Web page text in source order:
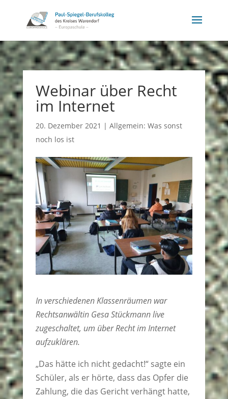
Webinar über Recht
im Internet
20. Dezember 2021 | Allgemein: Was sonst
noch los ist
In verschiedenen Klassenräumen war
Rechtsanwältin Gesa Stückmann live
zugeschaltet, um über Recht im Internet
aufzuklären.
„Das hätte ich nicht gedacht!“ sagte ein
Schüler, als er hörte, dass das Opfer die
Zahlung, die das Gericht verhängt hatte,